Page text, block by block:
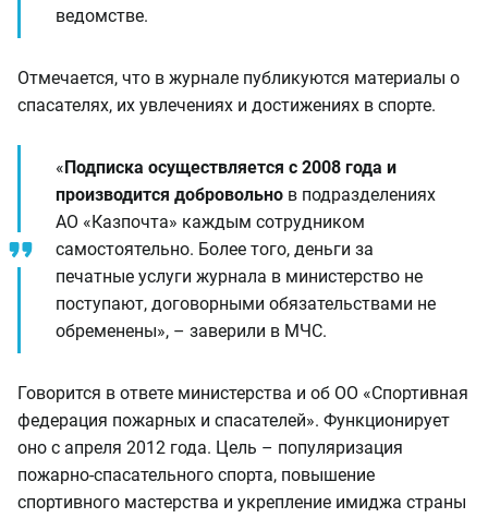
ведомстве.
Отмечается, что в журнале публикуются материалы о
спасателях, их увлечениях и достижениях в спорте.
«Подписка осуществляется с 2008 года и
производится добровольно в подразделениях
АО «Казпочта» каждым сотрудником
самостоятельно. Более того, деньги за
печатные услуги журнала в министерство не
поступают, договорными обязательствами не
обременены», – заверили в МЧС.
Говорится в ответе министерства и об ОО «Спортивная
федерация пожарных и спасателей». Функционирует
оно с апреля 2012 года. Цель – популяризация
пожарно-спасательного спорта, повышение
спортивного мастерства и укрепление имиджа страны